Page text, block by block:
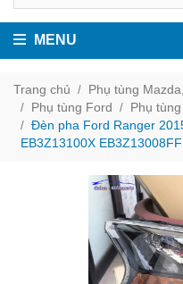
MENU
Trang chủ
Phụ tùng
Phụ tùng Ford
Phụ
Đèn pha Ford Ranger
EB3Z13100X EB3Z13008FF